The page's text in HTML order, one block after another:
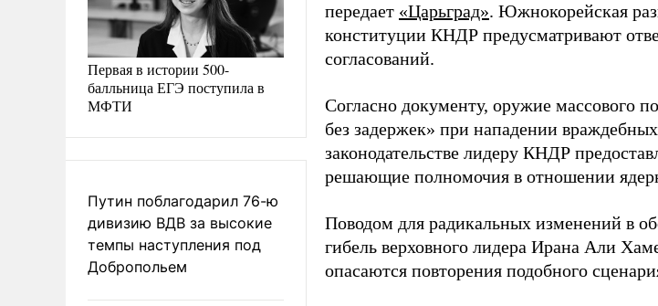
Первая в истории 500-
балльница ЕГЭ поступила в
МФТИ
Путин поблагодарил 76-ю
дивизию ВДВ за высокие
темпы наступления под
Добропольем
передает «Царьград». Южнокорейская
конституции КНДР предусматривают
согласований.
Согласно документу, оружие массового
без задержек» при нападении
законодательстве лидеру КНДР
решающие полномочия в отношении
Поводом для радикальных изменений в
гибель верховного лидера Ирана Али
опасаются повторения подобного